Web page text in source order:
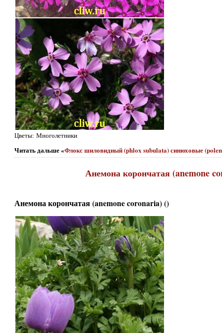
Цветы: Многолетники
Читать дальше «Флокс шиловидный (phlox subulata) синюховые
Анемона корончатая (anemone
Анемона корончатая (anemone coronaria) ()